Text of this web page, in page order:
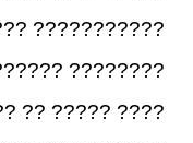
?????? ??
???? ??? ???
?????????